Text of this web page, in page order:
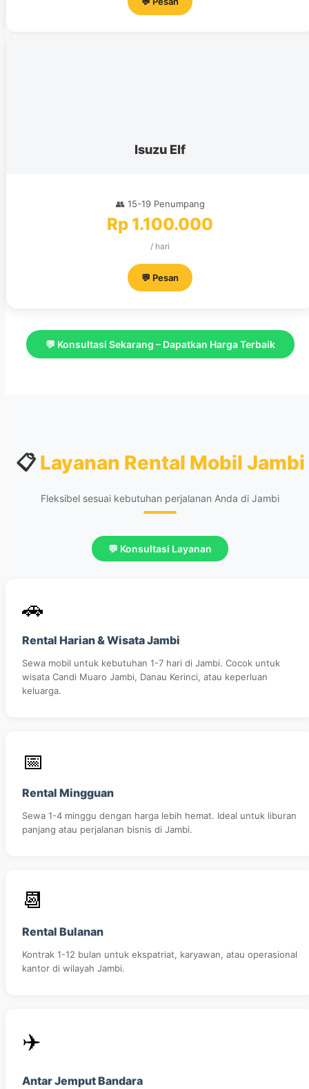
Isuzu Elf
👥 15-19 Penumpang
Rp 1.100.000
/ hari
💬 Pesan
💬 Konsultasi Sekarang – Dapatkan Harga Terbaik
📋 Layanan Rental Mobil Jambi
Fleksibel sesuai kebutuhan perjalanan Anda di Jambi
💬 Konsultasi Layanan
🚗
Rental Harian & Wisata Jambi
Sewa mobil untuk kebutuhan 1-7 hari di Jambi. Cocok untuk
wisata Candi Muaro Jambi, Danau Kerinci, atau keperluan
keluarga.
📅
Rental Mingguan
Sewa 1-4 minggu dengan harga lebih hemat. Ideal untuk liburan
panjang atau perjalanan bisnis di Jambi.
📆
Rental Bulanan
Kontrak 1-12 bulan untuk ekspatriat, karyawan, atau operasional
kantor di wilayah Jambi.
✈️
Antar Jemput Bandara